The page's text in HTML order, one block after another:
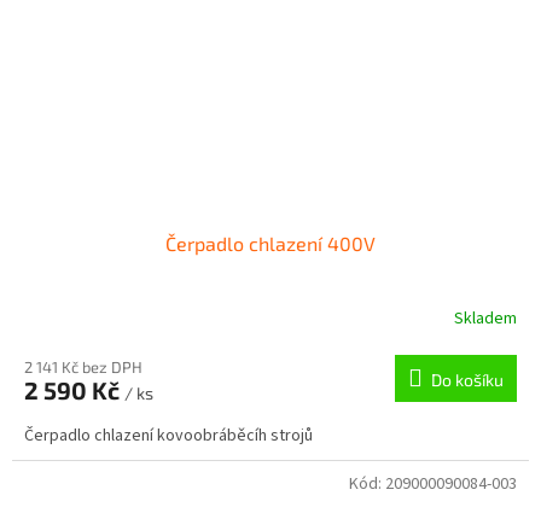
Čerpadlo chlazení 400V
Skladem
2 141 Kč bez DPH
2 590 Kč / ks
Do košíku
Čerpadlo chlazení kovoobráběcíh strojů
Kód: 209000090084-003